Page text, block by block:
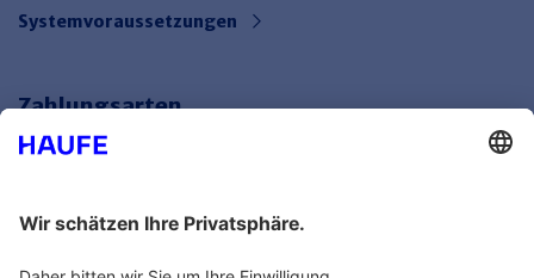
Systemvoraussetzungen
Zahlungsarten